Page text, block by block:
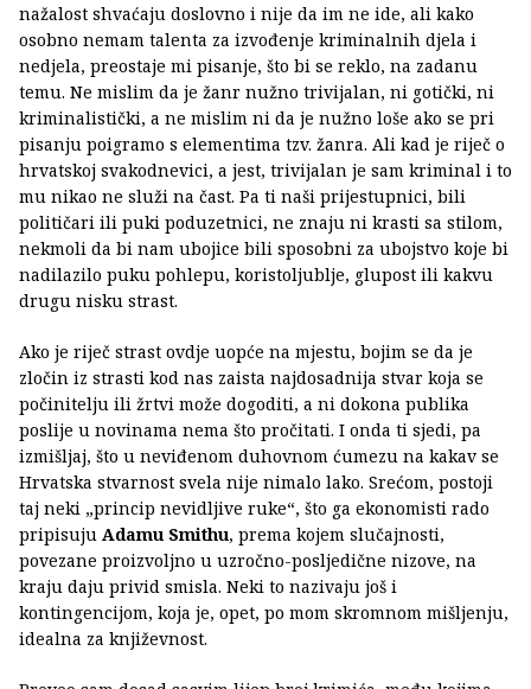
nažalost shvaćaju doslovno i nije da im ne ide, ali kako
osobno nemam talenta za izvođenje kriminalnih djela i
nedjela, preostaje mi pisanje, što bi se reklo, na zadanu
temu. Ne mislim da je žanr nužno trivijalan, ni gotički, ni
kriminalistički, a ne mislim ni da je nužno loše ako se pri
pisanju poigramo s elementima tzv. žanra. Ali kad je riječ o
hrvatskoj svakodnevici, a jest, trivijalan je sam kriminal i to
mu nikao ne služi na čast. Pa ti naši prijestupnici, bili
političari ili puki poduzetnici, ne znaju ni krasti sa stilom,
nekmoli da bi nam ubojice bili sposobni za ubojstvo koje bi
nadilazilo puku pohlepu, koristoljublje, glupost ili kakvu
drugu nisku strast.
Ako je riječ strast ovdje uopće na mjestu, bojim se da je
zločin iz strasti kod nas zaista najdosadnija stvar koja se
počinitelju ili žrtvi može dogoditi, a ni dokona publika
poslije u novinama nema što pročitati. I onda ti sjedi, pa
izmišljaj, što u neviđenom duhovnom ćumezu na kakav se
Hrvatska stvarnost svela nije nimalo lako. Srećom, postoji
taj neki „princip nevidljive ruke“, što ga ekonomisti rado
pripisuju Adamu Smithu, prema kojem slučajnosti,
povezane proizvoljno u uzročno-posljedične nizove, na
kraju daju privid smisla. Neki to nazivaju još i
kontingencijom, koja je, opet, po mom skromnom mišljenju,
idealna za književnost.